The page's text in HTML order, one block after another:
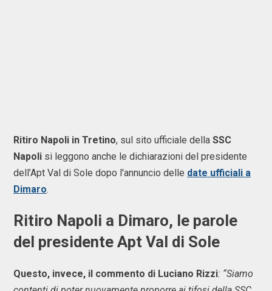
Ritiro Napoli in Tretino, sul sito ufficiale della SSC
Napoli si leggono anche le dichiarazioni del presidente
dell’Apt Val di Sole dopo l'annuncio delle date ufficiali a
Dimaro.
Ritiro Napoli a Dimaro, le parole
del presidente Apt Val di Sole
Questo, invece, il commento di Luciano Rizzi: “Siamo